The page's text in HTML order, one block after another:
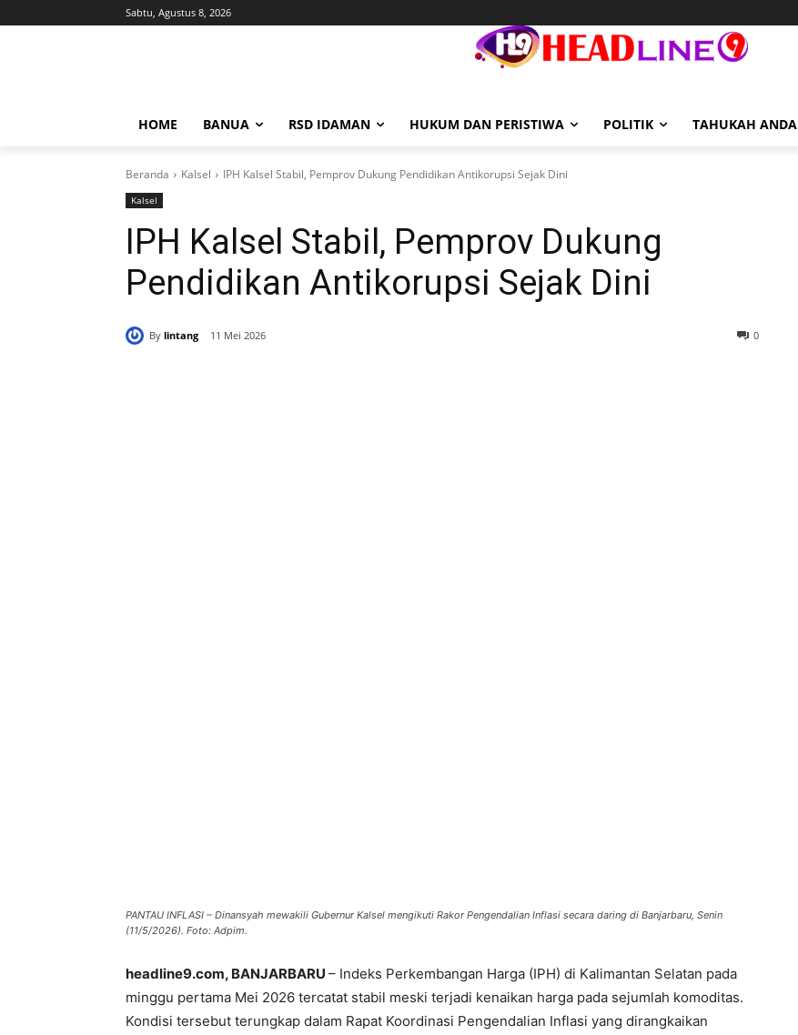
Sabtu, Agustus 8, 2026
HOME BANUA RSD IDAMAN HUKUM DAN PERISTIWA POLITIK TAHUKAH ANDA
Beranda Kalsel IPH Kalsel Stabil, Pemprov Dukung Pendidikan Antikorupsi Sejak Dini
Kalsel
IPH Kalsel Stabil, Pemprov Dukung
Pendidikan Antikorupsi Sejak Dini
By lintang 11 Mei 2026 0
PANTAU INFLASI – Dinansyah mewakili Gubernur Kalsel mengikuti Rakor Pengendalian Inflasi secara daring di Banjarbaru, Senin
(11/5/2026). Foto: Adpim.
headline9.com, BANJARBARU – Indeks Perkembangan Harga (IPH) di Kalimantan Selatan pada
minggu pertama Mei 2026 tercatat stabil meski terjadi kenaikan harga pada sejumlah komoditas.
Kondisi tersebut terungkap dalam Rapat Koordinasi Pengendalian Inflasi yang dirangkaikan